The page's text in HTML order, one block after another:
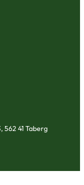
562 41 Taberg